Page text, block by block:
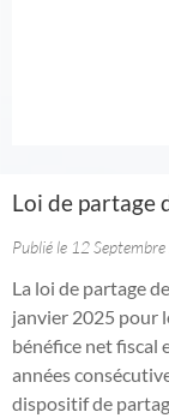
Loi de partage
Publié le 12
La loi de partage
janvier 2025 pour
bénéfice net fiscal
années
dispositif de